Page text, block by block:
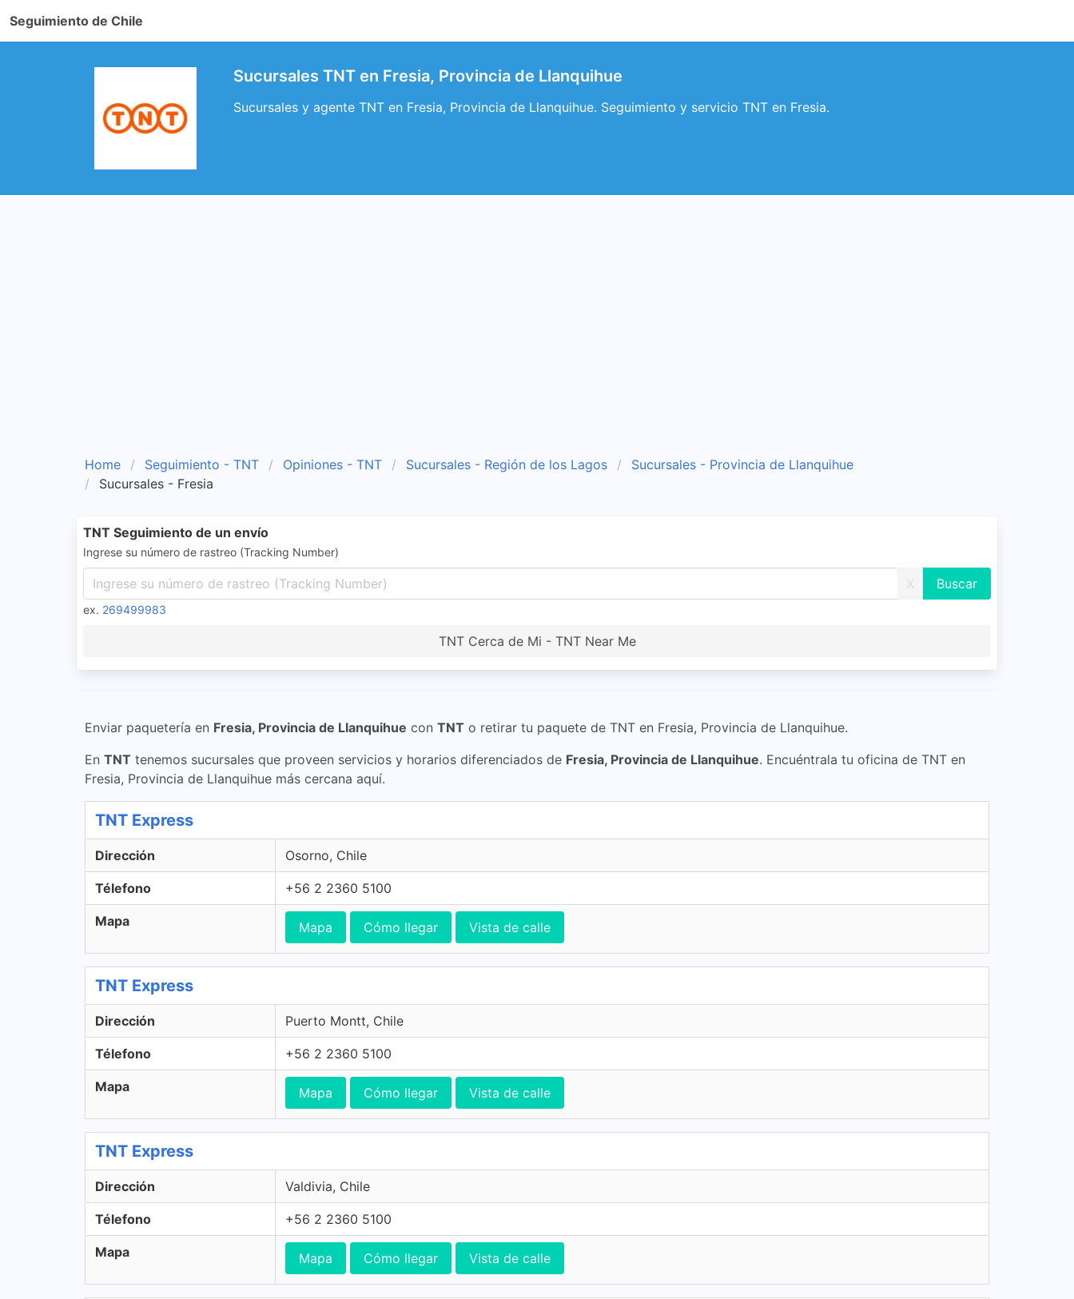
Seguimiento de Chile
Sucursales TNT en Fresia, Provincia de Llanquihue
Sucursales y agente TNT en Fresia, Provincia de Llanquihue. Seguimiento y servicio TNT en Fresia.
Home Seguimiento - TNT Opiniones - TNT Sucursales - Región de los Lagos
Sucursales - Provincia de Llanquihue
Sucursales - Fresia
TNT Seguimiento de un envío
Ingrese su número de rastreo (Tracking Number)
X
ex. 269499983
TNT Cerca de Mi - TNT Near Me
Enviar paquetería en Fresia, Provincia de Llanquihue con TNT o retirar tu paquete de TNT en Fresia, Provincia de Llanquihue.
En TNT tenemos sucursales que proveen servicios y horarios diferenciados de Fresia, Provincia de Llanquihue. Encuéntrala tu oficina de TNT en
Fresia, Provincia de Llanquihue más cercana aquí.
TNT Express
Dirección Osorno, Chile
Télefono +56 2 2360 5100
Mapa Mapa Cómo llegar Vista de calle
TNT Express
Dirección Puerto Montt, Chile
Télefono +56 2 2360 5100
Mapa Mapa Cómo llegar Vista de calle
TNT Express
Dirección Valdivia, Chile
Télefono +56 2 2360 5100
Mapa Mapa Cómo llegar Vista de calle